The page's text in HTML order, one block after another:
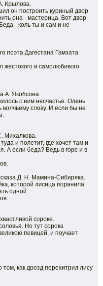
Крылова.
он построить куриный двор
она - мастерица. Вот двор
- коль ты и сам и не
поэта Дагестана Гамзата
жестокого и самолюбивого
А. Якобсона.
с ним несчастье. Олень
слову. И если бы не
Михалкова.
и полетит, где хочет там и
А если беда? Ведь в горе и в
Д. Н. Мамина-Сибиряка.
которой лисица поранила
одной.
сороке.
Но тут сорока
певицей, и поучает
том, как дрозд перехитрил лису